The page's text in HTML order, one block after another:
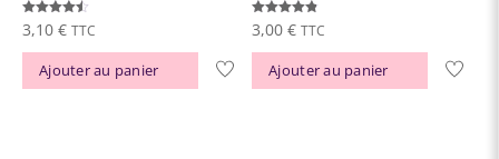
Note
4.50
3,10 € TTC
Ajouter au panier
Note
4.83
3,00 € TTC
Ajouter au panier